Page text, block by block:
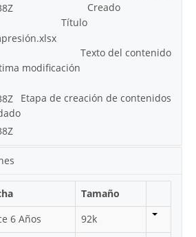
Creado
Título
Texto del contenido
modificación
Etapa de creación de contenidos
Tamaño
6 Años 92k